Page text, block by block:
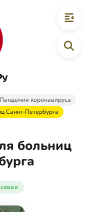
Пандемия коронавируса
Санкт-Петербурга
больниц